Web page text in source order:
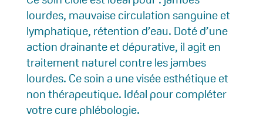
lourdes, mauvaise circulation sanguine et
lymphatique, rétention d’eau. Doté d’une
action drainante et dépurative, il agit en
traitement naturel contre les jambes
lourdes. Ce soin a une visée esthétique et
non thérapeutique. Idéal pour compléter
votre cure phlébologie.